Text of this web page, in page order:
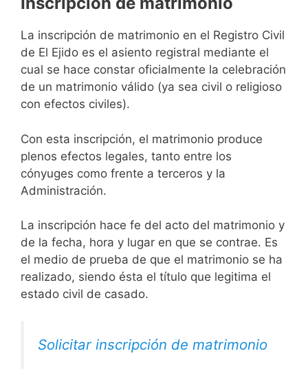
La inscripción de matrimonio en el Registro Civil
de El Ejido es el asiento registral mediante el
cual se hace constar oficialmente la celebración
de un matrimonio válido (ya sea civil o religioso
con efectos civiles).
Con esta inscripción, el matrimonio produce
plenos efectos legales, tanto entre los
cónyuges como frente a terceros y la
Administración.
La inscripción hace fe del acto del matrimonio y
de la fecha, hora y lugar en que se contrae. Es
el medio de prueba de que el matrimonio se ha
realizado, siendo ésta el título que legitima el
estado civil de casado.
Solicitar inscripción de matrimonio